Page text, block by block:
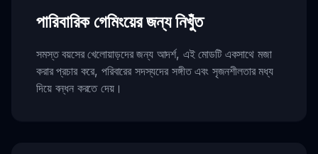
পারিবারিক গেমিংয়ের জন্য নিখুঁত
সমস্ত বয়সের খেলোয়াড়দের জন্য আদর্শ, এই মোডটি একসাথে মজা
করার প্রচার করে, পরিবারের সদস্যদের সঙ্গীত এবং সৃজনশীলতার মধ্য
দিয়ে বন্ধন করতে দেয়।